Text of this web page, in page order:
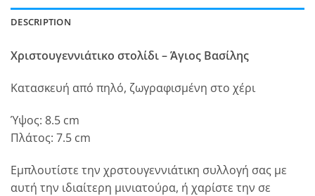
DESCRIPTION
Χριστουγεννιάτικο στολίδι – Άγιος Βασίλης
Κατασκευή από πηλό, ζωγραφισμένη στο χέρι
Ύψος: 8.5 cm
Πλάτος: 7.5 cm
Εμπλουτίστε την χρστουγεννιάτικη συλλογή σας με
αυτή την ιδιαίτερη μινιατούρα, ή χαρίστε την σε